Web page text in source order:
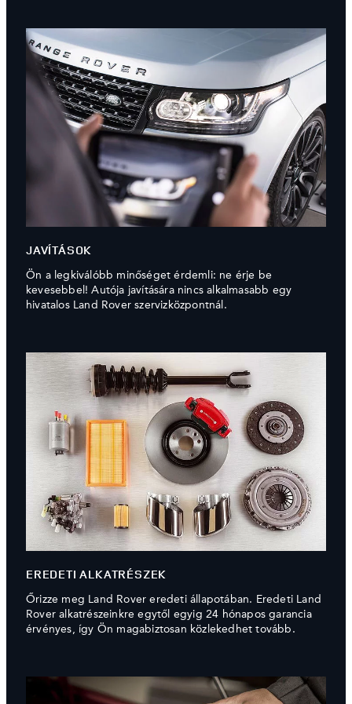
JAVÍTÁSOK
Ön a legkiválóbb minőséget érdemli: ne érje be
kevesebbel! Autója javítására nincs alkalmasabb egy
hivatalos Land Rover szervizközpontnál.
EREDETI ALKATRÉSZEK
Őrizze meg Land Rover eredeti állapotában. Eredeti Land
Rover alkatrészeinkre egytől egyig 24 hónapos garancia
érvényes, így Ön magabiztosan közlekedhet tovább.